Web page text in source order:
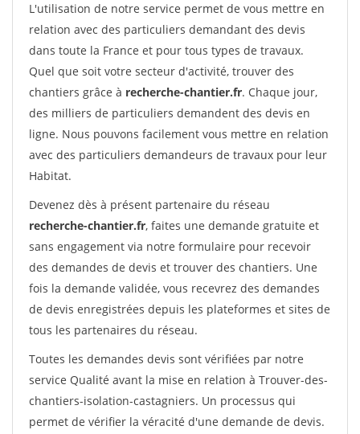
L'utilisation de notre service permet de vous mettre en
relation avec des particuliers demandant des devis
dans toute la France et pour tous types de travaux.
Quel que soit votre secteur d'activité, trouver des
chantiers grâce à recherche-chantier.fr. Chaque jour,
des milliers de particuliers demandent des devis en
ligne. Nous pouvons facilement vous mettre en relation
avec des particuliers demandeurs de travaux pour leur
Habitat.
Devenez dès à présent partenaire du réseau
recherche-chantier.fr, faites une demande gratuite et
sans engagement via notre formulaire pour recevoir
des demandes de devis et trouver des chantiers. Une
fois la demande validée, vous recevrez des demandes
de devis enregistrées depuis les plateformes et sites de
tous les partenaires du réseau.
Toutes les demandes devis sont vérifiées par notre
service Qualité avant la mise en relation à Trouver-des-
chantiers-isolation-castagniers. Un processus qui
permet de vérifier la véracité d'une demande de devis.